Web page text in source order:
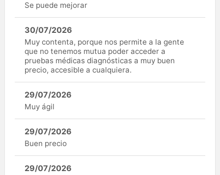
Se puede mejorar
30/07/2026
Muy contenta, porque nos permite a la gente
que no tenemos mutua poder acceder a
pruebas médicas diagnósticas a muy buen
precio, accesible a cualquiera.
29/07/2026
Muy ágil
29/07/2026
Buen precio
29/07/2026